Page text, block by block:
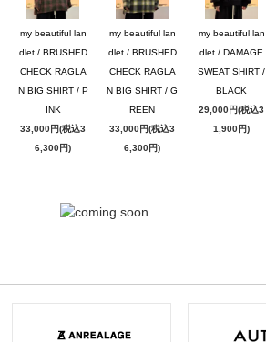
my beautiful lan
dlet / BRUSHED
CHECK RAGLA
N BIG SHIRT / P
INK
33,000円(税込3
6,300円)
my beautiful lan
dlet / BRUSHED
CHECK RAGLA
N BIG SHIRT / G
REEN
33,000円(税込3
6,300円)
my beautiful lan
dlet / DAMAGE
SWEAT SHIRT /
BLACK
29,000円(税込3
1,900円)